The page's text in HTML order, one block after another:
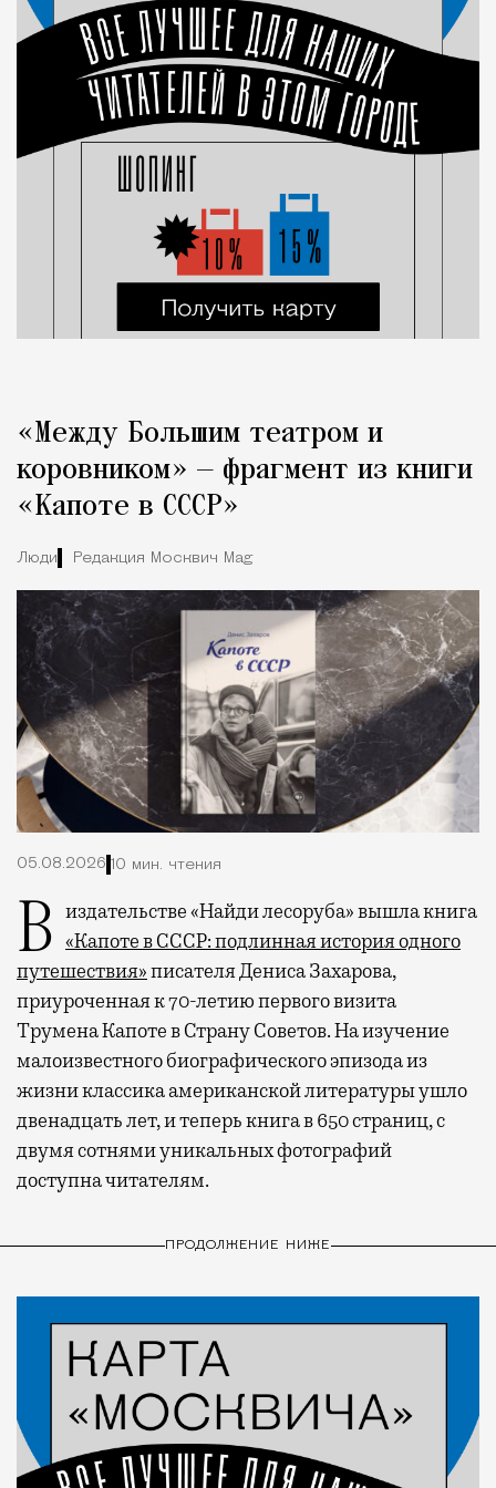
«Между Большим театром и
коровником» — фрагмент из книги
«Капоте в СССР»
Люди Редакция Москвич Mag
05.08.2026 10 мин. чтения
В издательстве «Найди лесоруба» вышла книга
«Капоте в СССР: подлинная история одного
путешествия»писателя Дениса Захарова,
приуроченная к 70-летию первого визита
Трумена Капоте в Страну Советов. На изучение
малоизвестного биографического эпизода из
жизни классика американской литературы ушло
двенадцать лет, и теперь книга в 650 страниц, с
двумя сотнями уникальных фотографий
доступна читателям.
ПРОДОЛЖЕНИЕ НИЖЕ